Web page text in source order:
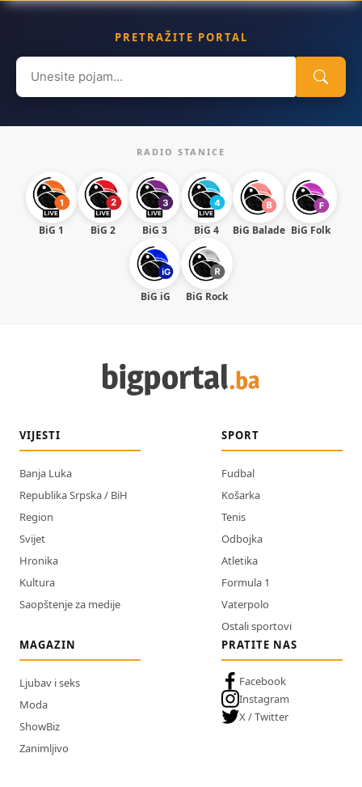
PRETRAŽITE PORTAL
Search
for:
RADIO STANICE
BiG 1 BiG 2 BiG 3 BiG 4 BiG Balade BiG Folk
BiG iG BiG Rock
VIJESTI
Banja Luka
Republika Srpska / BiH
Region
Svijet
Hronika
Kultura
Saopštenje za medije
SPORT
Fudbal
Košarka
Tenis
Odbojka
Atletika
Formula 1
Vaterpolo
Ostali sportovi
MAGAZIN
Ljubav i seks
Moda
ShowBiz
Zanimljivo
PRATITE NAS
Facebook
Instagram
X / Twitter